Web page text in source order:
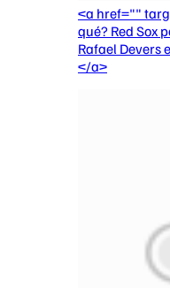
<a href=""
qué? Red Sox
Rafael Devers
</a>